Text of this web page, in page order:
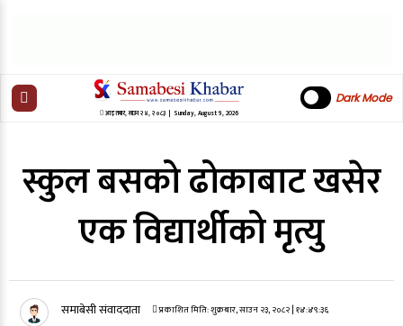
आइतबार,साउन २४,२०८३| Sunday, August 9, 2026
Dark Mode
स्कुल बसको ढोकाबाट खसेर
एक विद्यार्थीको मृत्यु
समाबेसी संवाददाता प्रकाशित मिति:शुक्रबार, साउन २३, २०८२| १४:४९:३६